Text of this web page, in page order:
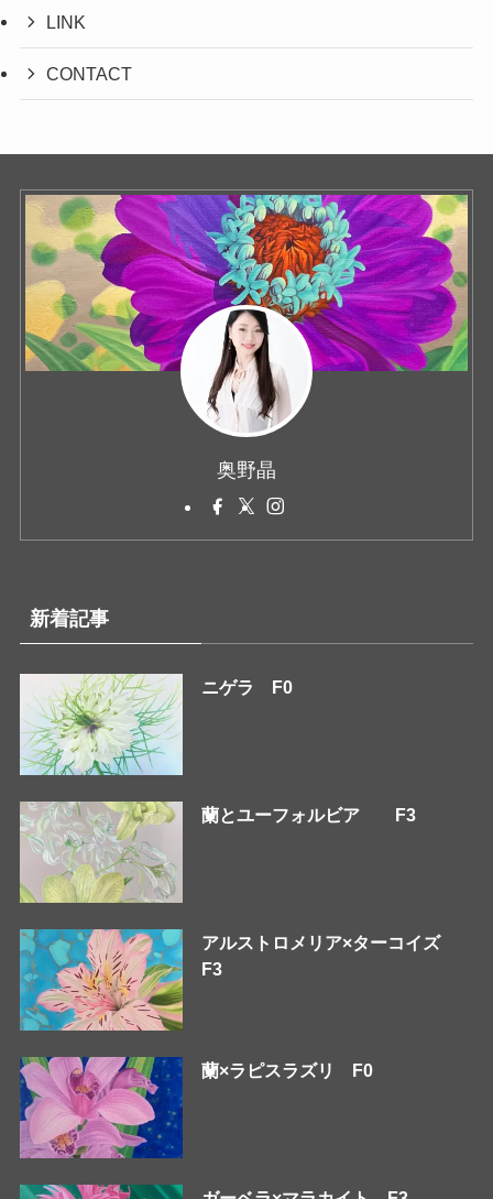
LINK
CONTACT
奥野晶
新着記事
ニゲラ F0
蘭とユーフォルビア F3
アルストロメリア×ターコイズ
F3
蘭×ラピスラズリ F0